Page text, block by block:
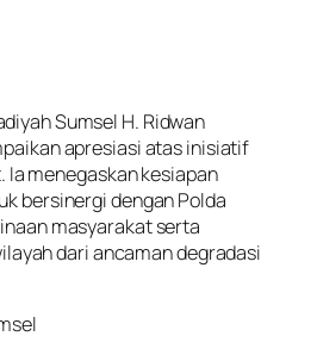
Sumsel H. Ridwan
apresiasi atas inisiatif
menegaskan kesiapan
bersinergi dengan Polda
masyarakat serta
dari ancaman degradasi